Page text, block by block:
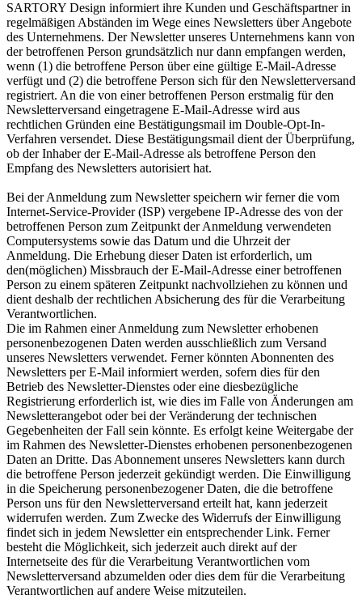
SARTORY Design informiert ihre Kunden und Geschäftspartner in
regelmäßigen Abständen im Wege eines Newsletters über Angebote
des Unternehmens. Der Newsletter unseres Unternehmens kann von
der betroffenen Person grundsätzlich nur dann empfangen werden,
wenn (1) die betroffene Person über eine gültige E-Mail-Adresse
verfügt und (2) die betroffene Person sich für den Newsletterversand
registriert. An die von einer betroffenen Person erstmalig für den
Newsletterversand eingetragene E-Mail-Adresse wird aus
rechtlichen Gründen eine Bestätigungsmail im Double-Opt-In-
Verfahren versendet. Diese Bestätigungsmail dient der Überprüfung,
ob der Inhaber der E-Mail-Adresse als betroffene Person den
Empfang des Newsletters autorisiert hat.
Bei der Anmeldung zum Newsletter speichern wir ferner die vom
Internet-Service-Provider (ISP) vergebene IP-Adresse des von der
betroffenen Person zum Zeitpunkt der Anmeldung verwendeten
Computersystems sowie das Datum und die Uhrzeit der
Anmeldung. Die Erhebung dieser Daten ist erforderlich, um
den(möglichen) Missbrauch der E-Mail-Adresse einer betroffenen
Person zu einem späteren Zeitpunkt nachvollziehen zu können und
dient deshalb der rechtlichen Absicherung des für die Verarbeitung
Verantwortlichen.
Die im Rahmen einer Anmeldung zum Newsletter erhobenen
personenbezogenen Daten werden ausschließlich zum Versand
unseres Newsletters verwendet. Ferner könnten Abonnenten des
Newsletters per E-Mail informiert werden, sofern dies für den
Betrieb des Newsletter-Dienstes oder eine diesbezügliche
Registrierung erforderlich ist, wie dies im Falle von Änderungen am
Newsletterangebot oder bei der Veränderung der technischen
Gegebenheiten der Fall sein könnte. Es erfolgt keine Weitergabe der
im Rahmen des Newsletter-Dienstes erhobenen personenbezogenen
Daten an Dritte. Das Abonnement unseres Newsletters kann durch
die betroffene Person jederzeit gekündigt werden. Die Einwilligung
in die Speicherung personenbezogener Daten, die die betroffene
Person uns für den Newsletterversand erteilt hat, kann jederzeit
widerrufen werden. Zum Zwecke des Widerrufs der Einwilligung
findet sich in jedem Newsletter ein entsprechender Link. Ferner
besteht die Möglichkeit, sich jederzeit auch direkt auf der
Internetseite des für die Verarbeitung Verantwortlichen vom
Newsletterversand abzumelden oder dies dem für die Verarbeitung
Verantwortlichen auf andere Weise mitzuteilen.